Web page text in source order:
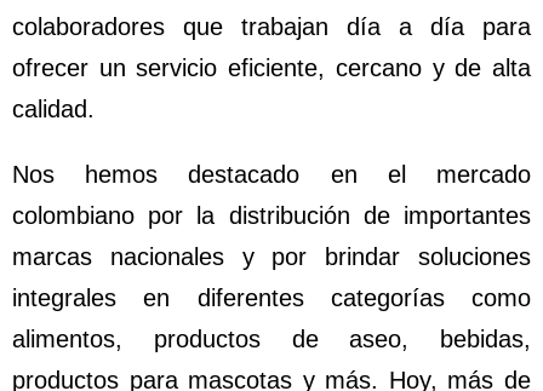
colaboradores que trabajan día a día para
ofrecer un servicio eficiente, cercano y de alta
calidad.
Nos hemos destacado en el mercado
colombiano por la distribución de importantes
marcas nacionales y por brindar soluciones
integrales en diferentes categorías como
alimentos, productos de aseo, bebidas,
productos para mascotas y más. Hoy, más de